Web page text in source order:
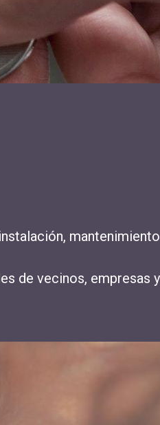
de vecinos, empresas